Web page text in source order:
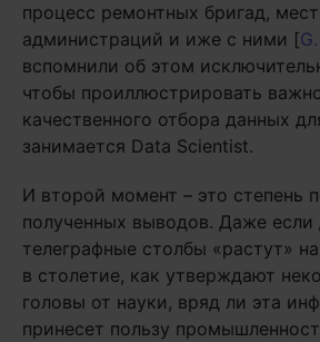
процесс ремонтных бригад,
администраций и иже с ними [
вспомнили об этом
чтобы проиллюстрировать
качественного отбора данных
занимается Data Scientist.
И второй момент – это степень
полученных выводов. Даже если
телеграфные столбы «растут»
в столетие, как утверждают
головы от науки, вряд ли эта
принесет пользу